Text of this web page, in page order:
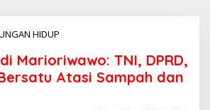
HIDUP
di
Marioriwawo:
Marioriwawo: TNI, DPRD,
Atasi Sampah dan